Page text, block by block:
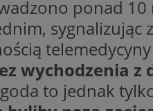
ponad
sygnalizując
wychodzenia z
to jednak
obsługuje
optymalizacji
usługę Cookie-
preferencji
na pliki cookie.
Cookie-